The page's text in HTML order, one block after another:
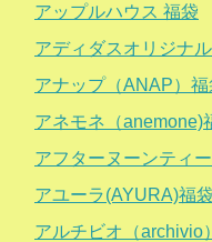
アップルハウス 福袋
アディダスオリジナ
アナップ（ANAP）
アネモネ（anemone)
アフターヌーンティ
アユーラ(AYURA)福
アルチビオ（archivio